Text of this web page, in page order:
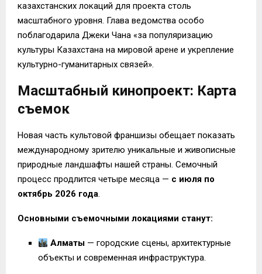
казахстанских локаций для проекта столь
масштабного уровня. Глава ведомства особо
поблагодарила Джеки Чана «за популяризацию
культуры Казахстана на мировой арене и укрепление
культурно-гуманитарных связей».
Масштабный кинопроект: Карта
съемок
Новая часть культовой франшизы обещает показать
международному зрителю уникальные и живописные
природные ландшафты нашей страны. Семочный
процесс продлится четыре месяца — с июля по
октябрь 2026 года.
Основными съемочными локациями станут:
Алматы — городские сцены, архитектурные
объекты и современная инфраструктура.